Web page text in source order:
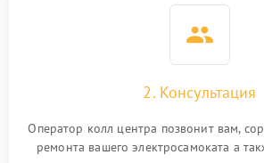
2. Консультация
Оператор колл центра позвонит вам,
ремонта вашего электросамоката а